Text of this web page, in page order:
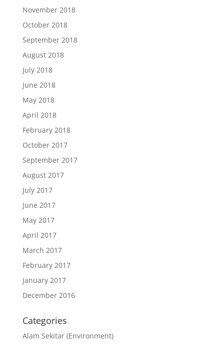
November 2018
October 2018
September 2018
August 2018
July 2018
June 2018
May 2018
April 2018
February 2018
October 2017
September 2017
August 2017
July 2017
June 2017
May 2017
April 2017
March 2017
February 2017
January 2017
December 2016
Categories
Alam Sekitar (Environment)